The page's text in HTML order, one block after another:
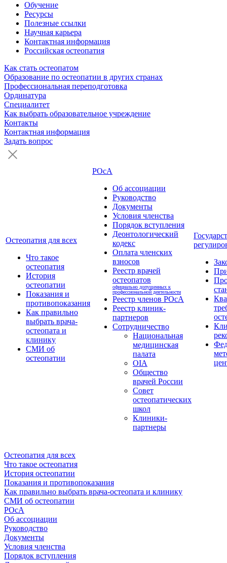
Обучение
Ресурсы
Полезные ссылки
Научная карьера
Контактная информация
Российская остеопатия
Как стать остеопатом
Образование по остеопатии в других странах
Профессиональная переподготовка
Ординатура
Специалитет
Как выбрать образовательное учреждение
Контакты
Контактная информация
Задать вопрос
Остеопатия для всех
Что такое
остеопатия
История
остеопатии
Показания и
противопоказания
Как правильно
выбрать врача-
остеопата и
клинику
СМИ об
остеопатии
РОсА
Об ассоциации
Руководство
Документы
Условия членства
Порядок вступления
Деонтологический
кодекс
Оплата членских
взносов
Реестр врачей
остеопатов
официально допущенных к
профессиональной деятельности
Реестр членов РОсА
Реестр клиник-
партнеров
Сотрудничество
Национальная
медицинская
палата
OIA
Общество
врачей России
Совет
остеопатических
школ
Клиники-
партнеры
Остеопатия для всех
Что такое остеопатия
История остеопатии
Показания и противопоказания
Как правильно выбрать врача-остеопата и клинику
СМИ об остеопатии
РОсА
Об ассоциации
Руководство
Документы
Условия членства
Порядок вступления